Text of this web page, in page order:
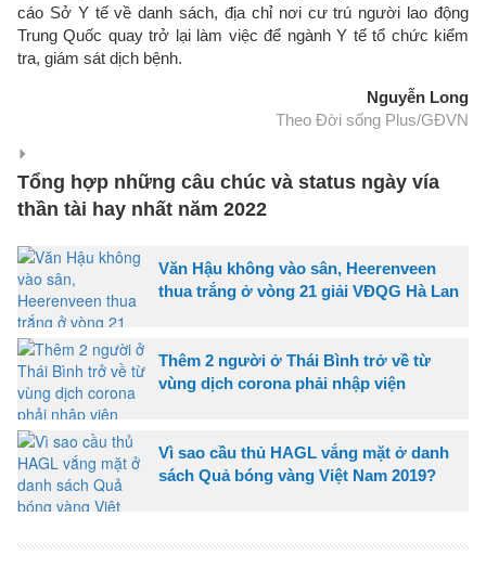
cáo Sở Y tế về danh sách, địa chỉ nơi cư trú người lao động
Trung Quốc quay trở lại làm việc để ngành Y tế tổ chức kiểm
tra, giám sát dịch bệnh.
Nguyễn Long
Theo Đời sống Plus/GĐVN
Tổng hợp những câu chúc và status ngày vía
thần tài hay nhất năm 2022
Văn Hậu không vào sân, Heerenveen
thua trắng ở vòng 21 giải VĐQG Hà Lan
Thêm 2 người ở Thái Bình trở về từ
vùng dịch corona phải nhập viện
Vì sao cầu thủ HAGL vắng mặt ở danh
sách Quả bóng vàng Việt Nam 2019?